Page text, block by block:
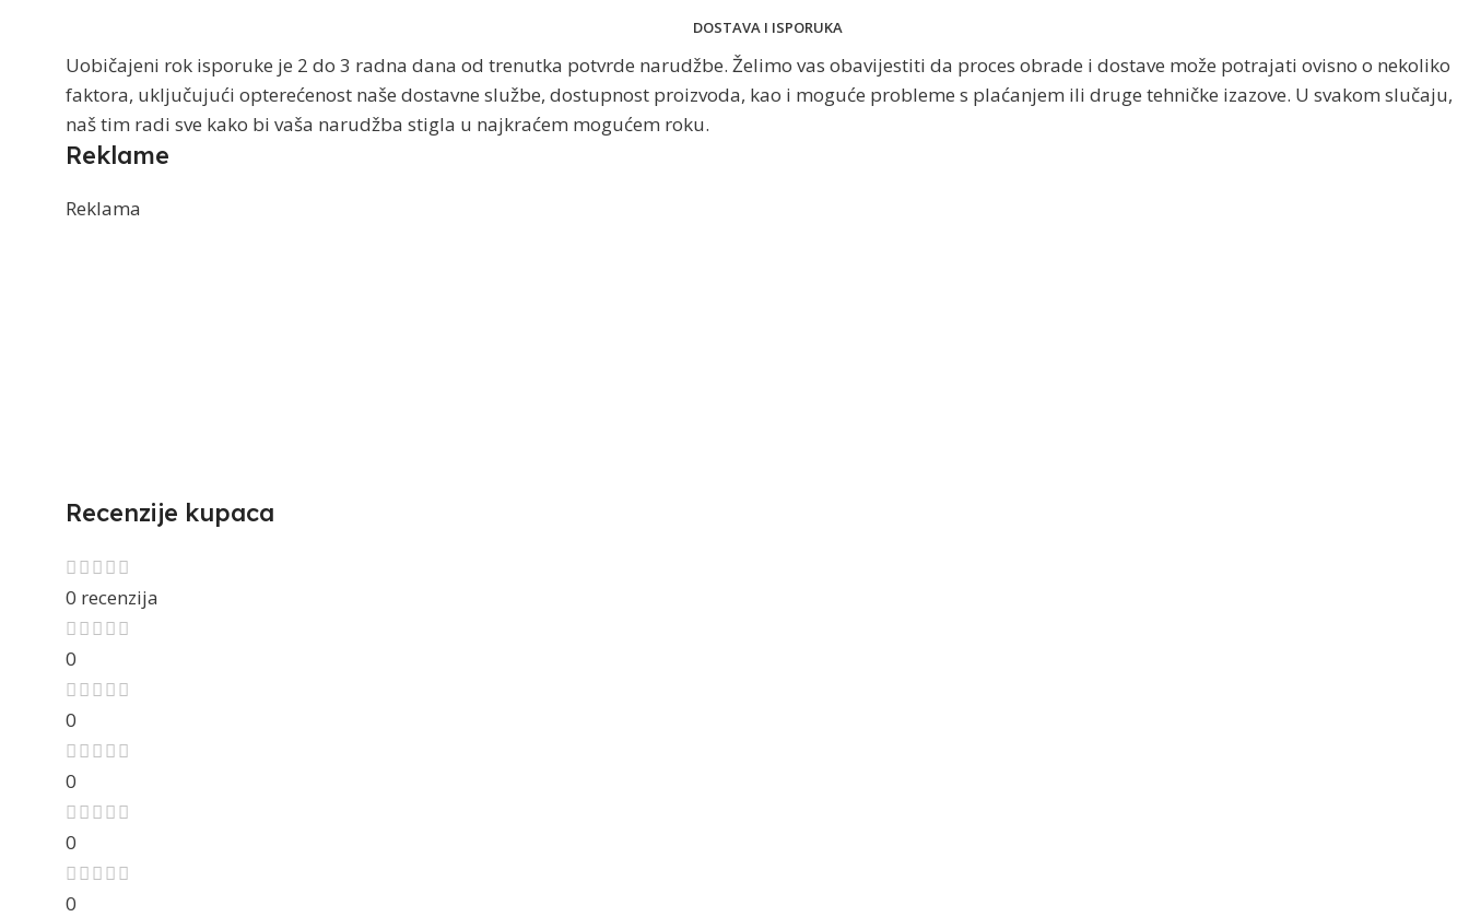
DOSTAVA I ISPORUKA
Uobičajeni rok isporuke je 2 do 3 radna dana od trenutka potvrde narudžbe. Želimo vas obavijestiti da proces obrade i dostave može potrajati ovisno o nekoliko
faktora, uključujući opterećenost naše dostavne službe, dostupnost proizvoda, kao i moguće probleme s plaćanjem ili druge tehničke izazove. U svakom slučaju,
naš tim radi sve kako bi vaša narudžba stigla u najkraćem mogućem roku.
Reklame
Reklama
Recenzije kupaca
0 recenzija
0
0
0
0
0